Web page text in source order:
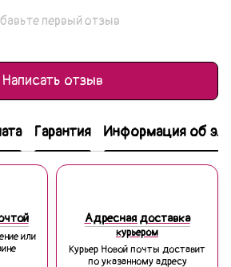
первый отзыв
Написать отзыв
Гарантия Информация об
или
Адресная доставка
курьером
Курьер Новой почты доставит
по указанному адресу